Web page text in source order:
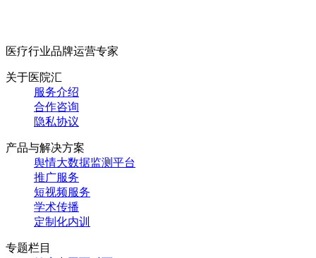
医疗行业品牌运营专家
关于医院汇
服务介绍
合作咨询
隐私协议
产品与解决方案
舆情大数据监测平台
推广服务
短视频服务
学术传播
定制化内训
专题栏目